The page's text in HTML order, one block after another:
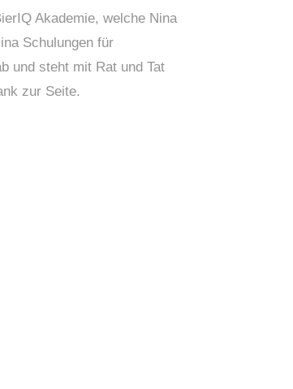
Akademie, welche Nina
Schulungen für
und steht mit Rat und Tat
zur Seite.